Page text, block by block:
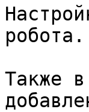
робота.
Также